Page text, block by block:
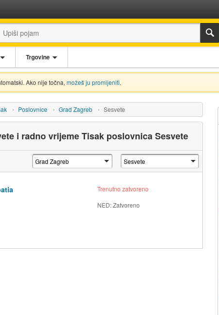
Trgovine
Ako nije točna, možeš ju promijeniti.
Poslovnice Grad Zagreb Sesvete
i radno vrijeme Tisak poslovnica Sesvete
Trenutno zatvoreno
NED: Zatvoreno